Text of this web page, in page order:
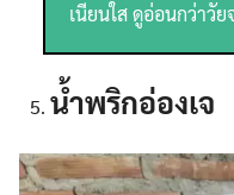
เนียนใส ดูอ่อนกว่าวั
น้ำพริกอ่องเจ